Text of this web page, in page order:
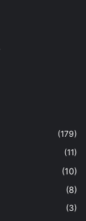
(179)
(11)
(10)
(8)
(3)